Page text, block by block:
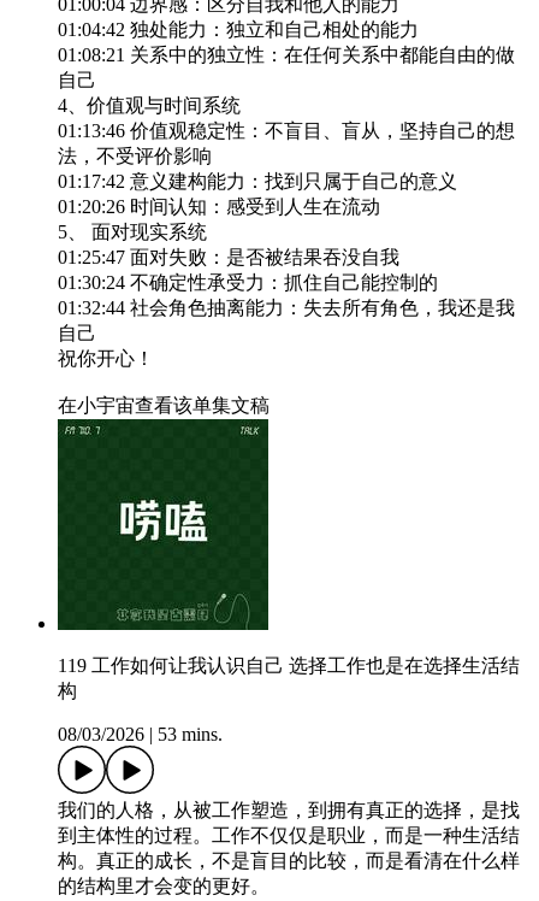
01:04:42 独处能力：独立和自己相处的能力
01:08:21 关系中的独立性：在任何关系中都能自由的做
自己
4、价值观与时间系统
01:13:46 价值观稳定性：不盲目、盲从，坚持自己的想
法，不受评价影响
01:17:42 意义建构能力：找到只属于自己的意义
01:20:26 时间认知：感受到人生在流动
5、 面对现实系统
01:25:47 面对失败：是否被结果吞没自我
01:30:24 不确定性承受力：抓住自己能控制的
01:32:44 社会角色抽离能力：失去所有角色，我还是我
自己
祝你开心！
在小宇宙查看该单集文稿
119 工作如何让我认识自己 选择工作也是在选择生活结
构
08/03/2026 | 53 mins.
我们的人格，从被工作塑造，到拥有真正的选择，是找
到主体性的过程。工作不仅仅是职业，而是一种生活结
构。真正的成长，不是盲目的比较，而是看清在什么样
的结构里才会变的更好。